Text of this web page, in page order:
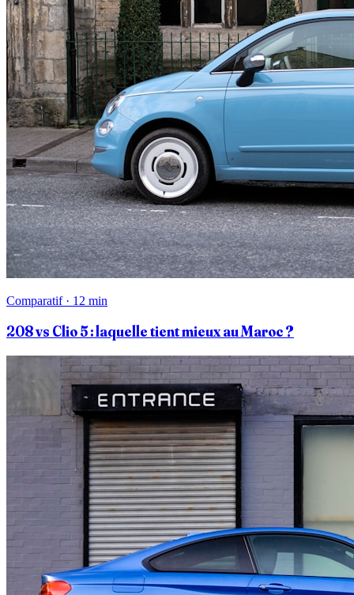
Comparatif · 12 min
208 vs Clio 5 : laquelle tient mieux au Maroc ?